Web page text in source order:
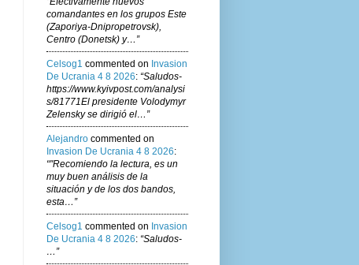
comandantes en los grupos Este
(Zaporiya-Dnipropetrovsk),
Centro (Donetsk) y…”
Celsog1 commented on Invasion
De Ucrania 4 8 2026: “Saludos-
https://www.kyivpost.com/analysi
s/81771El presidente Volodymyr
Zelensky se dirigió el…”
Alejandro commented on
Invasion De Ucrania 4 8 2026:
“"Recomiendo la lectura, es un
muy buen análisis de la
situación y de los dos bandos,
esta…”
Celsog1 commented on Invasion
De Ucrania 4 8 2026: “Saludos-
…”